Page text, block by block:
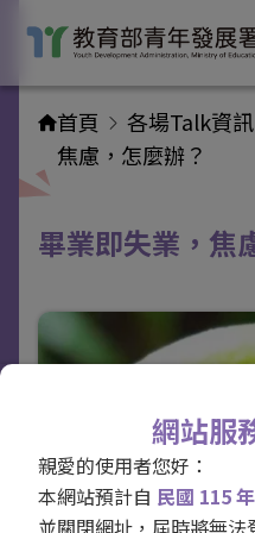
網站服
親愛的使用者您好：
本網站預計自 民國 115
並關閉網址，屆時將無法
首頁 各場Talk資訊
焦慮，怎麼辦？
畢業即失業，焦